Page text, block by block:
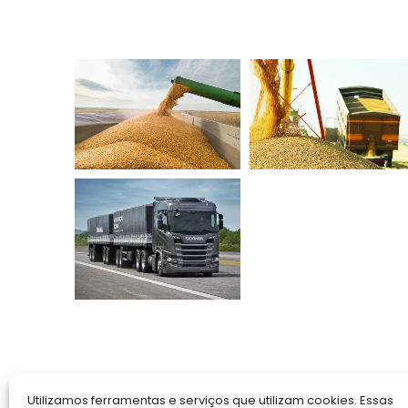
Utilizamos ferramentas e serviços que utilizam cookies. Essas